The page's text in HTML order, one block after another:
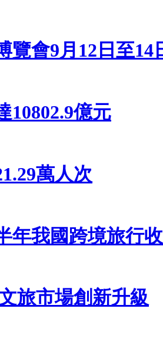
覽會9月12日至14
10802.9億元
萬人次
年我國跨境旅行
旅市場創新升級